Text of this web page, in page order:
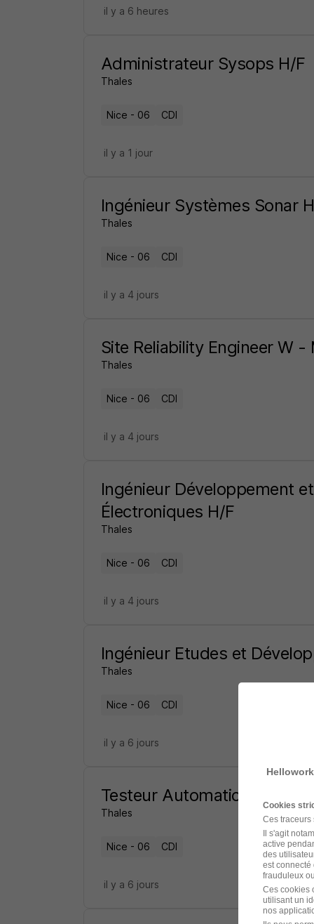
il y a 6 heures
Administrateur Sysops H/F
Thales
Nice - 06 CDI
il y a 1 jour
Ingénieur Systèmes Sonar
Thales
Nice - 06 CDI
il y a 4 jours
Site Reliability Engineer W -
Thales
Nice - 06 CDI
il y a 4 jours
Ingénieur Développement
Électroniques H/F
Thales
Nice - 06 CDI
il y a 4 jours
Ingénieur Etudes et
Thales
Nice - 06 CDI
il y a 6 jours
Testeur Automaticien -
Thales
Nice - 06 CDI
il y a 6 jours
Cookies
Ces traceurs
Il s'agit
active
des
est connecté
frauduleux
Ces cookies
utilisant un
nos